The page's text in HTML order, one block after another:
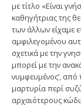
με τίτλο «Είναι
καθηγήτριας της
των άλλων είχαμε
αμφιλεγομένου
σχετικά με την
μπορεί με την
νυμφευμένος’, από
μαρτυρία περί
αρχαιότερους